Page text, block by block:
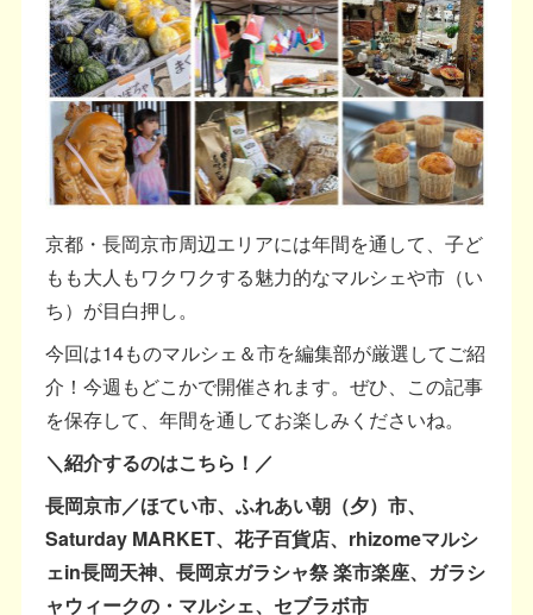
京都・長岡京市周辺エリアには年間を通して、子ど
もも大人もワクワクする魅力的なマルシェや市（い
ち）が目白押し。
今回は14ものマルシェ＆市を編集部が厳選してご紹
介！今週もどこかで開催されます。ぜひ、この記事
を保存して、年間を通してお楽しみくださいね。
＼紹介するのはこちら！／
長岡京市／ほてい市、ふれあい朝（夕）市、
Saturday MARKET、花子百貨店、rhizomeマルシ
ェin長岡天神、長岡京ガラシャ祭 楽市楽座、ガラシ
ャウィークの・マルシェ、セブラボ市